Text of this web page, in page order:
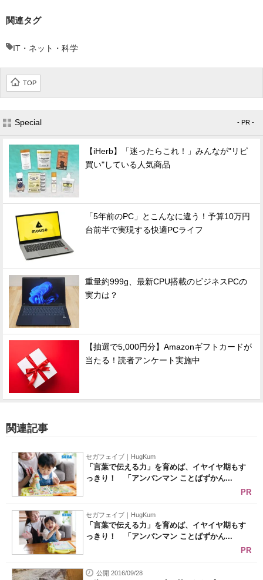
関連タグ
IT・ネット・科学
TOP
Special - PR -
【iHerb】「迷ったらこれ！」みんなが"リピ
買い"している人気商品
「5年前のPC」とこんなに違う！予算10万円
台前半で実現する快適PCライフ
重量約999g、最新CPU搭載のビジネスPCの
実力は？
【抽選で5,000円分】Amazonギフトカードが
当たる！読者アンケート実施中
関連記事
セガフェイブ｜HugKum
「言葉で伝える力」を育めば、イヤイヤ期もす
っきり！ 「アンパンマン ことばずかん...
PR
セガフェイブ｜HugKum
「言葉で伝える力」を育めば、イヤイヤ期もす
っきり！ 「アンパンマン ことばずかん...
PR
公開 2016/09/28